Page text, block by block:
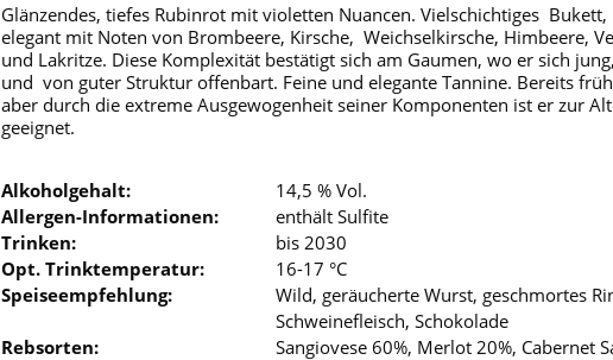
Glänzendes, tiefes Rubinrot mit violetten Nuancen. Vielschichtiges
elegant mit Noten von Brombeere, Kirsche, Weichselkirsche, Himbeere,
und Lakritze. Diese Komplexität bestätigt sich am Gaumen, wo er sich
und von guter Struktur offenbart. Feine und elegante Tannine. Bereits
aber durch die extreme Ausgewogenheit seiner Komponenten ist er zur
geeignet.
Alkoholgehalt:
14,5 % Vol.
Allergen-Informationen:
enthält Sulfite
Trinken:
bis 2030
Opt. Trinktemperatur:
16-17 °C
Speiseempfehlung:
Wild, geräucherte Wurst, geschmortes
Schweinefleisch, Schokolade
Rebsorten:
Sangiovese 60%, Merlot 20%, Cabernet